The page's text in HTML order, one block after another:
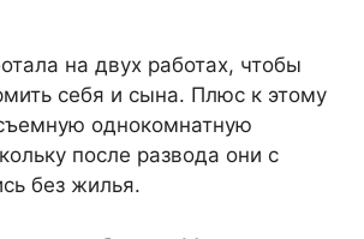
на двух работах, чтобы
себя и сына. Плюс к этому
однокомнатную
после развода они с
без жилья.